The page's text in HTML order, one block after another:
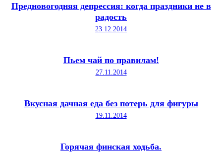
Предновогодняя депрессия: когда праздники не в
радость
23.12.2014
Пьем чай по правилам!
27.11.2014
Вкусная дачная еда без потерь для фигуры
19.11.2014
Горячая финская ходьба.